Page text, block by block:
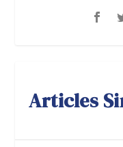
Articles